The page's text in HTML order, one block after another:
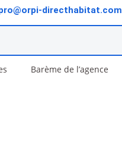
directhabitat.com
Barème de l’agence